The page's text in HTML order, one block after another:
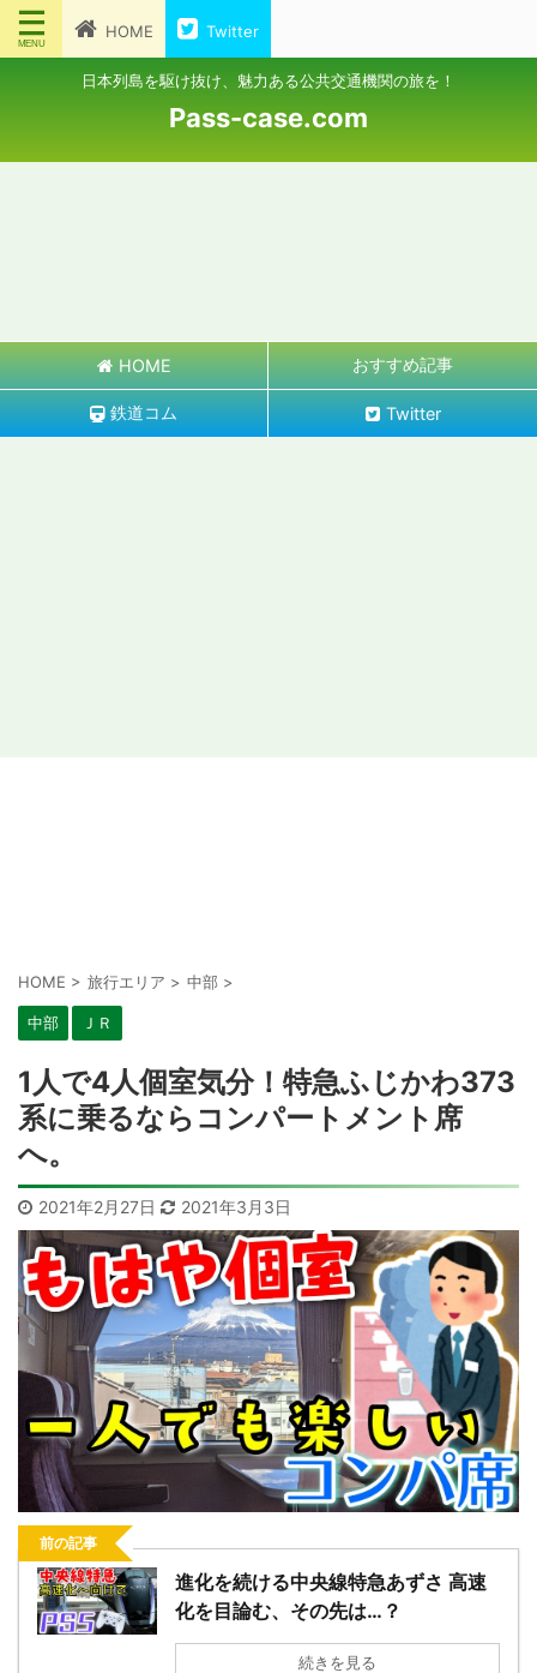
HOME Twitter
日本列島を駆け抜け、魅力ある公共交通機関の旅を！
Pass-case.com
HOME おすすめ記事
鉄道コム Twitter
HOME > 旅行エリア > 中部 >
中部 ＪＲ
1人で4人個室気分！特急ふじかわ373
系に乗るならコンパートメント席
へ。
2021年2月27日 2021年3月3日
前の記事
進化を続ける中央線特急あずさ 高速
化を目論む、その先は…？
続きを見る